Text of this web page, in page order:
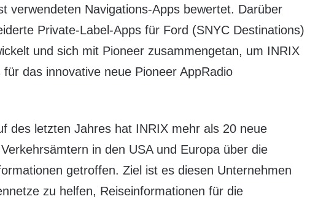
verwendeten Navigations-Apps bewertet. Darüber
Private-Label-Apps für Ford (SNYC Destinations)
und sich mit Pioneer zusammengetan, um INRIX
das innovative neue Pioneer AppRadio
des letzten Jahres hat INRIX mehr als 20 neue
in den USA und Europa über die
getroffen. Ziel ist es diesen Unternehmen
zu helfen, Reiseinformationen für die